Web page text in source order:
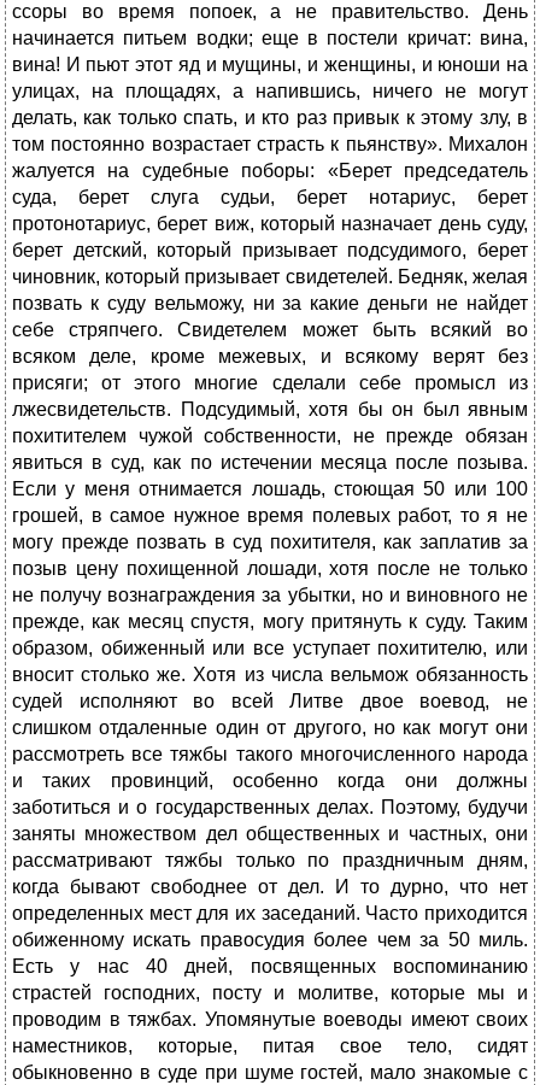
ссоры во время попоек, а не правительство. День
начинается питьем водки; еще в постели кричат: вина,
вина! И пьют этот яд и мущины, и женщины, и юноши на
улицах, на площадях, а напившись, ничего не могут
делать, как только спать, и кто раз привык к этому злу, в
том постоянно возрастает страсть к пьянству». Михалон
жалуется на судебные поборы: «Берет председатель
суда, берет слуга судьи, берет нотариус, берет
протонотариус, берет виж, который назначает день суду,
берет детский, который призывает подсудимого, берет
чиновник, который призывает свидетелей. Бедняк, желая
позвать к суду вельможу, ни за какие деньги не найдет
себе стряпчего. Свидетелем может быть всякий во
всяком деле, кроме межевых, и всякому верят без
присяги; от этого многие сделали себе промысл из
лжесвидетельств. Подсудимый, хотя бы он был явным
похитителем чужой собственности, не прежде обязан
явиться в суд, как по истечении месяца после позыва.
Если у меня отнимается лошадь, стоющая 50 или 100
грошей, в самое нужное время полевых работ, то я не
могу прежде позвать в суд похитителя, как заплатив за
позыв цену похищенной лошади, хотя после не только
не получу вознаграждения за убытки, но и виновного не
прежде, как месяц спустя, могу притянуть к суду. Таким
образом, обиженный или все уступает похитителю, или
вносит столько же. Хотя из числа вельмож обязанность
судей исполняют во всей Литве двое воевод, не
слишком отдаленные один от другого, но как могут они
рассмотреть все тяжбы такого многочисленного народа
и таких провинций, особенно когда они должны
заботиться и о государственных делах. Поэтому, будучи
заняты множеством дел общественных и частных, они
рассматривают тяжбы только по праздничным дням,
когда бывают свободнее от дел. И то дурно, что нет
определенных мест для их заседаний. Часто приходится
обиженному искать правосудия более чем за 50 миль.
Есть у нас 40 дней, посвященных воспоминанию
страстей господних, посту и молитве, которые мы и
проводим в тяжбах. Упомянутые воеводы имеют своих
наместников, которые, питая свое тело, сидят
обыкновенно в суде при шуме гостей, мало знакомые с